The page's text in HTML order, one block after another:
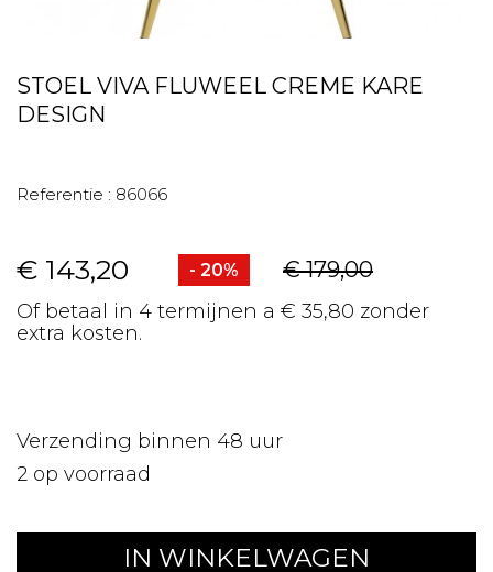
STOEL VIVA FLUWEEL CREME KARE
DESIGN
Referentie : 86066
€ 143,20 - 20% € 179,00
Of betaal in 4 termijnen a € 35,80 zonder
extra kosten.
Verzending binnen 48 uur
2 op voorraad
IN WINKELWAGEN